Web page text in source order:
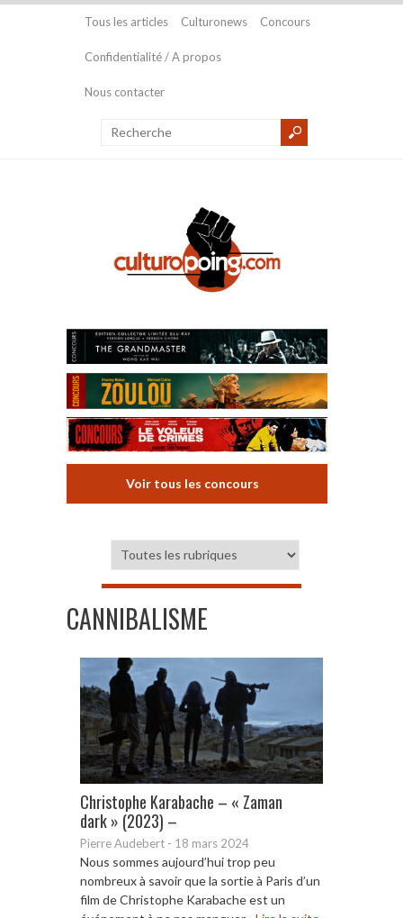
Tous les articles Culturonews Concours
Confidentialité / A propos
Nous contacter
Voir tous les concours
CANNIBALISME
Christophe Karabache – « Zaman
dark » (2023) –
Pierre Audebert - 18 mars 2024
Nous sommes aujourd’hui trop peu
nombreux à savoir que la sortie à Paris d’un
film de Christophe Karabache est un